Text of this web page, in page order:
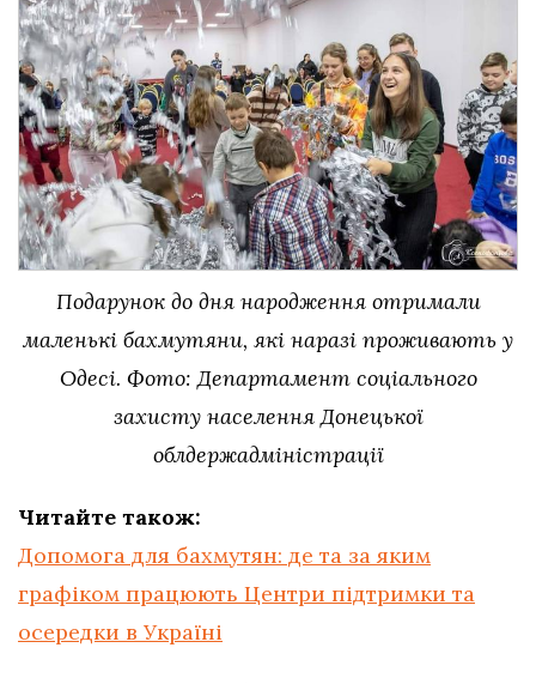
Подарунок до дня народження отримали
маленькі бахмутяни, які наразі проживають у
Одесі. Фото: Департамент соціального
захисту населення Донецької
облдержадміністрації
Читайте також:
Допомога для бахмутян: де та за яким
графіком працюють Центри підтримки та
осередки в Україні